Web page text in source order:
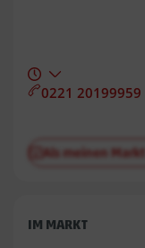
0221 20199959
Als meinen
IM MARKT